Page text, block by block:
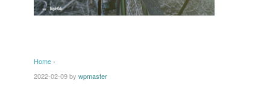
Home ›
2022-02-09by wpmaster